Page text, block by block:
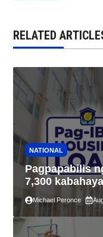
RELATED
NATIONAL
Pagpapabilis
7,300
4PH, posible
IBIG at P.A.
Michael Peronce